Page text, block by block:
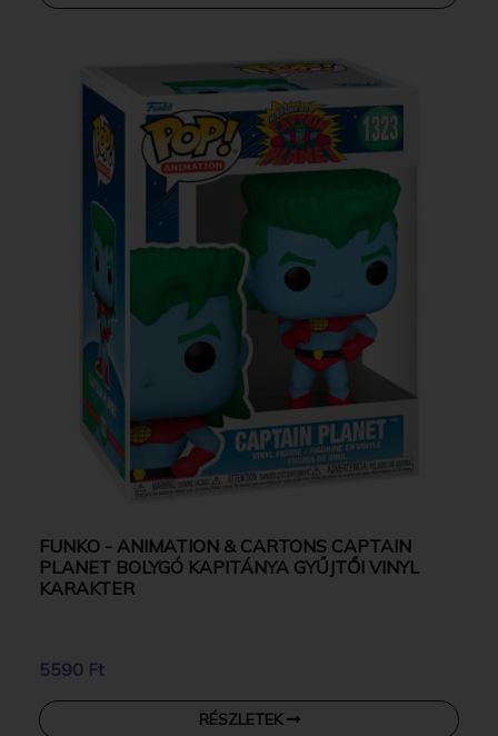
FUNKO - ANIMATION & CARTONS CAPTAIN
PLANET BOLYGÓ KAPITÁNYA GYŰJTŐI VINYL
KARAKTER
5590 Ft
RÉSZLETEK